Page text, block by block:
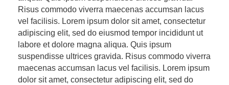
Risus commodo viverra maecenas accumsan lacus
vel facilisis. Lorem ipsum dolor sit amet, consectetur
adipiscing elit, sed do eiusmod tempor incididunt ut
labore et dolore magna aliqua. Quis ipsum
suspendisse ultrices gravida. Risus commodo viverra
maecenas accumsan lacus vel facilisis. Lorem ipsum
dolor sit amet, consectetur adipiscing elit, sed do